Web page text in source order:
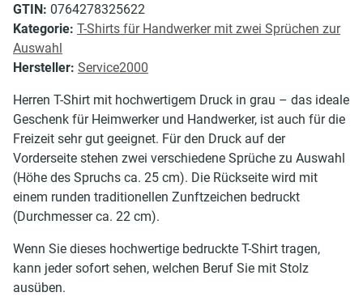
GTIN: 0764278325622
Kategorie: T-Shirts für Handwerker mit zwei Sprüchen zur
Auswahl
Hersteller: Service2000
Herren T-Shirt mit hochwertigem Druck in grau – das ideale
Geschenk für Heimwerker und Handwerker, ist auch für die
Freizeit sehr gut geeignet. Für den Druck auf der
Vorderseite stehen zwei verschiedene Sprüche zu Auswahl
(Höhe des Spruchs ca. 25 cm). Die Rückseite wird mit
einem runden traditionellen Zunftzeichen bedruckt
(Durchmesser ca. 22 cm).
Wenn Sie dieses hochwertige bedruckte T-Shirt tragen,
kann jeder sofort sehen, welchen Beruf Sie mit Stolz
ausüben.